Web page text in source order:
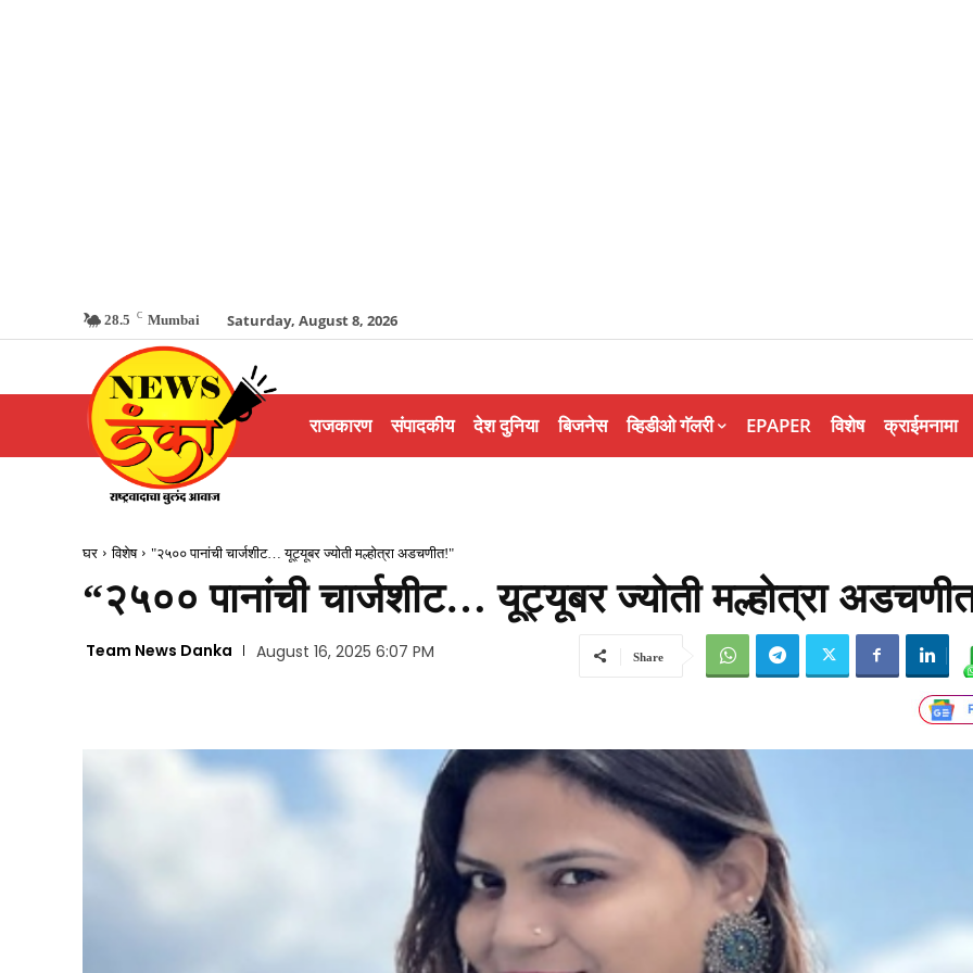
28.5 C Mumbai Saturday, August 8, 2026
राजकारण संपादकीय देश दुनिया बिजनेस व्हिडीओ गॅलरी EPAPER विशेष क्राईमनामा
घर विशेष "२५०० पानांची चार्जशीट… यूट्यूबर ज्योती मल्होत्रा अडचणीत!"
“२५०० पानांची चार्जशीट… यूट्यूबर ज्योती मल्होत्रा
Team News Danka August 16, 2025 6:07 PM Share